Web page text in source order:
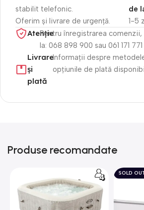
stabilit telefonic.
Oferim și livrare de urgență.
1-5
de
Atenție​Pentru înregistrarea
la: 068 898 900 sau 061 171 771
Livrare
și
plată
Informații despre
opțiunile de plată
Produse recomandate
SOLD